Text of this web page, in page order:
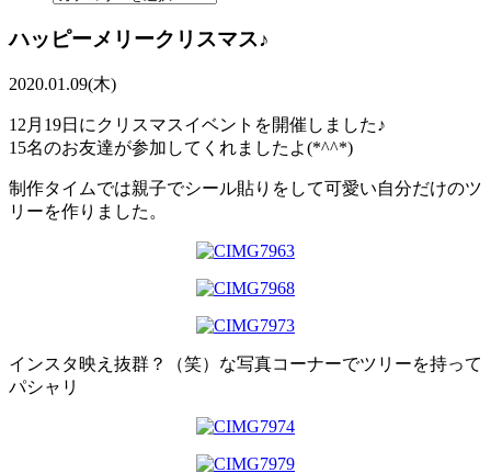
ハッピーメリークリスマス♪
2020.01.09(木)
12月19日にクリスマスイベントを開催しました♪
15名のお友達が参加してくれましたよ(*^^*)
制作タイムでは親子でシール貼りをして可愛い自分だけのツ
リーを作りました。
インスタ映え抜群？（笑）な写真コーナーでツリーを持って
パシャリ